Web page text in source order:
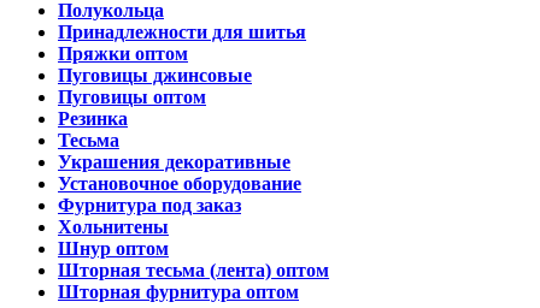
Полукольца
Принадлежности для шитья
Пряжки оптом
Пуговицы джинсовые
Пуговицы оптом
Резинка
Тесьма
Украшения декоративные
Установочное оборудование
Фурнитура под заказ
Хольнитены
Шнур оптом
Шторная тесьма (лента) оптом
Шторная фурнитура оптом